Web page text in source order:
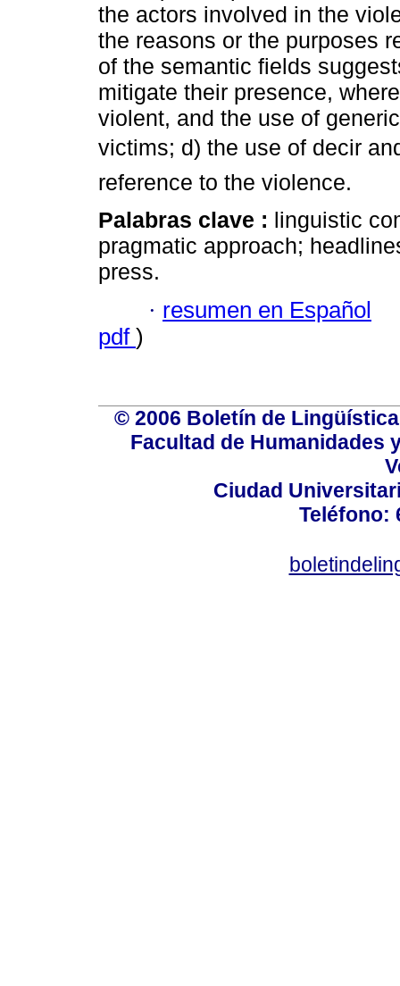
the actors involved in the
the reasons or the purposes
of the semantic fields
mitigate their presence,
violent, and the use of
victims; d) the use of decir
reference to the violence.
Palabras clave : linguistic
pragmatic approach;
press.
· resumen en Español
pdf )
© 2006 Boletín de
Facultad de Humanidades
Ciudad
Teléfono: